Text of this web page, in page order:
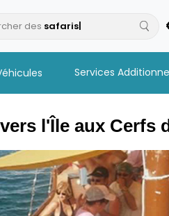
des
Services
l'Île aux Cerfs